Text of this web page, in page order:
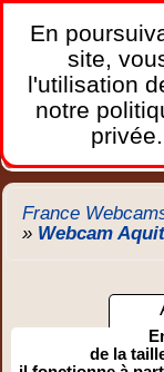
Les
Home Bretagne
Trafic
France
» Webcam
de la
En
site,
l'utilisation
notre
privée.